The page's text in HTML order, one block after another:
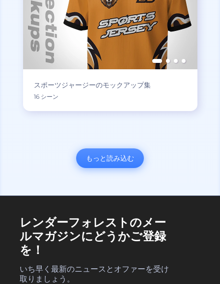
スポーツジャージーのモックアップ集
16 シーン
もっと読み込む
レンダーフォレストのメー
ルマガジンにどうかご登録
を！
いち早く最新のニュースとオファーを受け
取りましょう。